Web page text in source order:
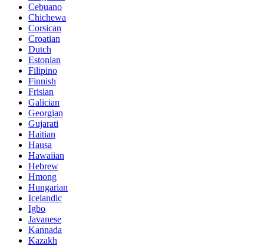
Cebuano
Chichewa
Corsican
Croatian
Dutch
Estonian
Filipino
Finnish
Frisian
Galician
Georgian
Gujarati
Haitian
Hausa
Hawaiian
Hebrew
Hmong
Hungarian
Icelandic
Igbo
Javanese
Kannada
Kazakh